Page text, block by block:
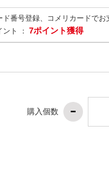
ド番号登録、コメリカードでお
ント ： 7ポイント獲得
購入個数